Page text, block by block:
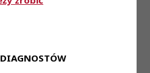
DIAGNOSTÓW
FormTemplates/